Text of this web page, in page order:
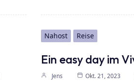
Nahost Reise
Ein easy day im
Jens Okt. 21, 2023